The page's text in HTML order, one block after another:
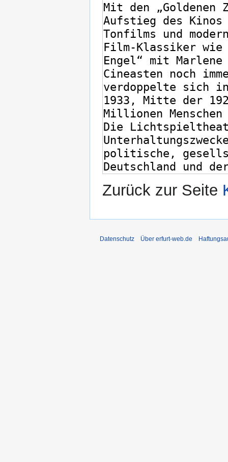
Zurück zur Seite
Datenschutz Über erfurt-web.de